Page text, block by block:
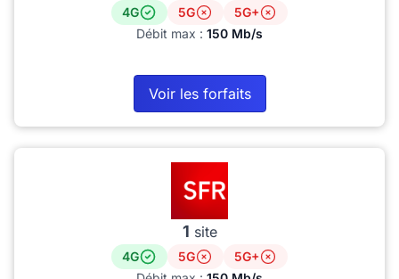
4G 5G
5G+
Débit max : 150 Mb/s
Voir les forfaits
1 site
4G 5G
5G+